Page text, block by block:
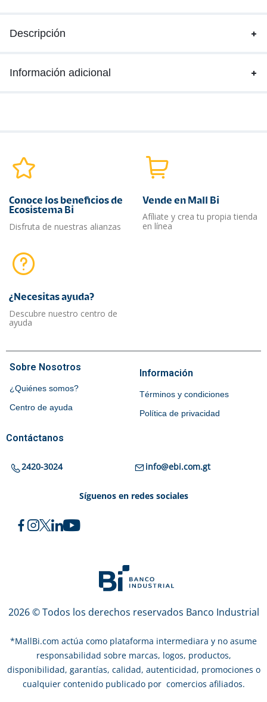
Descripción
Información adicional
Conoce los beneficios de
Ecosistema Bi
Disfruta de nuestras alianzas
Vende en Mall Bi
Afíliate y crea tu propia tienda
en línea
¿Necesitas ayuda?​
Descubre nuestro centro de
ayuda
Sobre Nosotros
¿Quiénes somos?
Centro de ayuda
Información
Términos y condiciones
Política de privacidad
Contáctanos
2420-3024 info@ebi.com.gt
Síguenos en redes sociales
2026 © Todos los derechos reservados Banco Industrial
*MallBi.com actúa como plataforma intermediara y no asume
responsabilidad sobre marcas, logos, productos,
disponibilidad, garantías, calidad, autenticidad, promociones o
cualquier contenido publicado por comercios afiliados.